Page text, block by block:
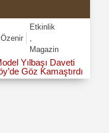
Özenir
Etkinlik
,
Magazin
Yılbaşı Daveti
Göz Kamaştırdı